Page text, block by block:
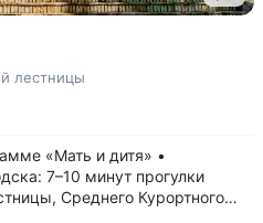
лестницы
«Мать и дитя» •
7–10 минут прогулки
Среднего Курортного